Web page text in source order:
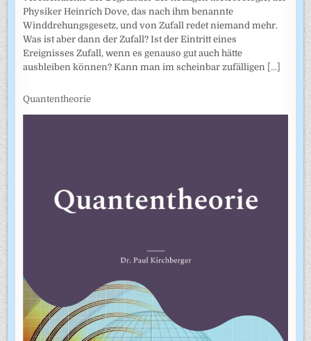
Physiker Heinrich Dove, das nach ihm benannte
Winddrehungsgesetz, und von Zufall redet niemand mehr.
Was ist aber dann der Zufall? Ist der Eintritt eines
Ereignisses Zufall, wenn es genauso gut auch hätte
ausbleiben können? Kann man im scheinbar zufälligen [...]
Quantentheorie